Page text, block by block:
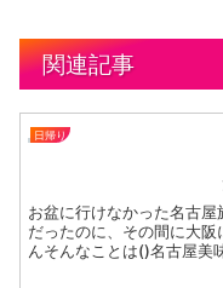
関連記事
日帰り
お盆に行けなかった名古
だったのに、その間に大
んそんなことは()名古屋美